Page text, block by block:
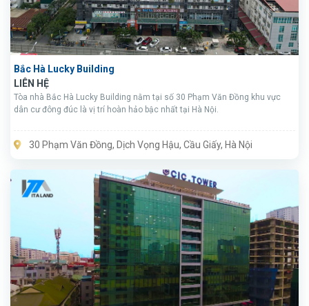
Bắc Hà Lucky Building
LIÊN HỆ
Tòa nhà Bắc Hà Lucky Building nằm tại số 30 Phạm Văn Đồng khu vực
dân cư đông đúc là vị trí hoàn hảo bậc nhất tại Hà Nội.
30 Phạm Văn Đồng, Dịch Vọng Hậu, Cầu Giấy, Hà Nội